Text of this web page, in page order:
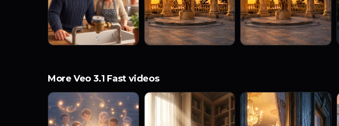
More Veo 3.1 Fast videos